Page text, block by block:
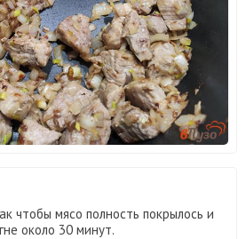
чтобы мясо полность покрылось и
около 30 минут.